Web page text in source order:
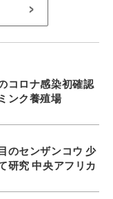
>
コロナ感染初確認
ンク養殖場
のセンザンコウ 少
研究 中央アフリカ